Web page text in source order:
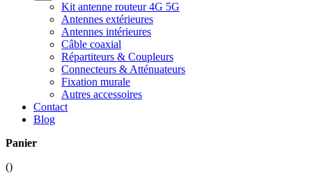
Kit antenne routeur 4G 5G
Antennes extérieures
Antennes intérieures
Câble coaxial
Répartiteurs & Coupleurs
Connecteurs & Atténuateurs
Fixation murale
Autres accessoires
Contact
Blog
Panier
()